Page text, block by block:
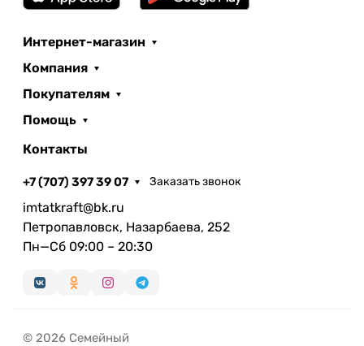
Интернет-магазин
Компания
Покупателям
Помощь
Контакты
+7 (707) 397 39 07 Заказать звонок
imtatkraft@bk.ru
Петропавловск, Назарбаева, 252
Пн—Сб 09:00 – 20:30
© 2026 Семейный